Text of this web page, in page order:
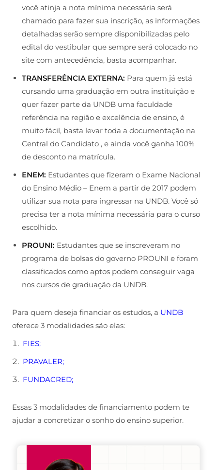
você atinja a nota mínima necessária será
chamado para fazer sua inscrição, as informações
detalhadas serão sempre disponibilizadas pelo
edital do vestibular que sempre será colocado no
site com antecedência, basta acompanhar.
TRANSFERÊNCIA EXTERNA: Para quem já está
cursando uma graduação em outra instituição e
quer fazer parte da UNDB uma faculdade
referência na região e excelência de ensino, é
muito fácil, basta levar toda a documentação na
Central do Candidato , e ainda você ganha 100%
de desconto na matrícula.
ENEM: Estudantes que fizeram o Exame Nacional
do Ensino Médio – Enem a partir de 2017 podem
utilizar sua nota para ingressar na UNDB. Você só
precisa ter a nota mínima necessária para o curso
escolhido.
PROUNI: Estudantes que se inscreveram no
programa de bolsas do governo PROUNI e foram
classificados como aptos podem conseguir vaga
nos cursos de graduação da UNDB.
Para quem deseja financiar os estudos, a UNDB
oferece 3 modalidades são elas:
FIES;
PRAVALER;
FUNDACRED;
Essas 3 modalidades de financiamento podem te
ajudar a concretizar o sonho do ensino superior.